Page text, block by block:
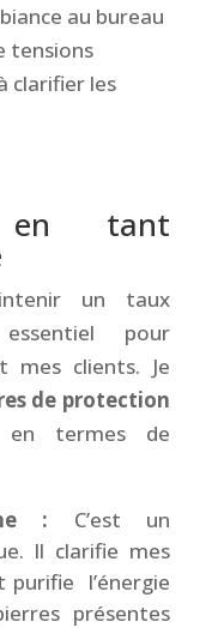
au bureau
tensions
clarifier les
en tant
un taux
pour
mes clients. Je
de protection
en termes de
: C’est un
Il clarifie mes
purifie l’énergie
présentes